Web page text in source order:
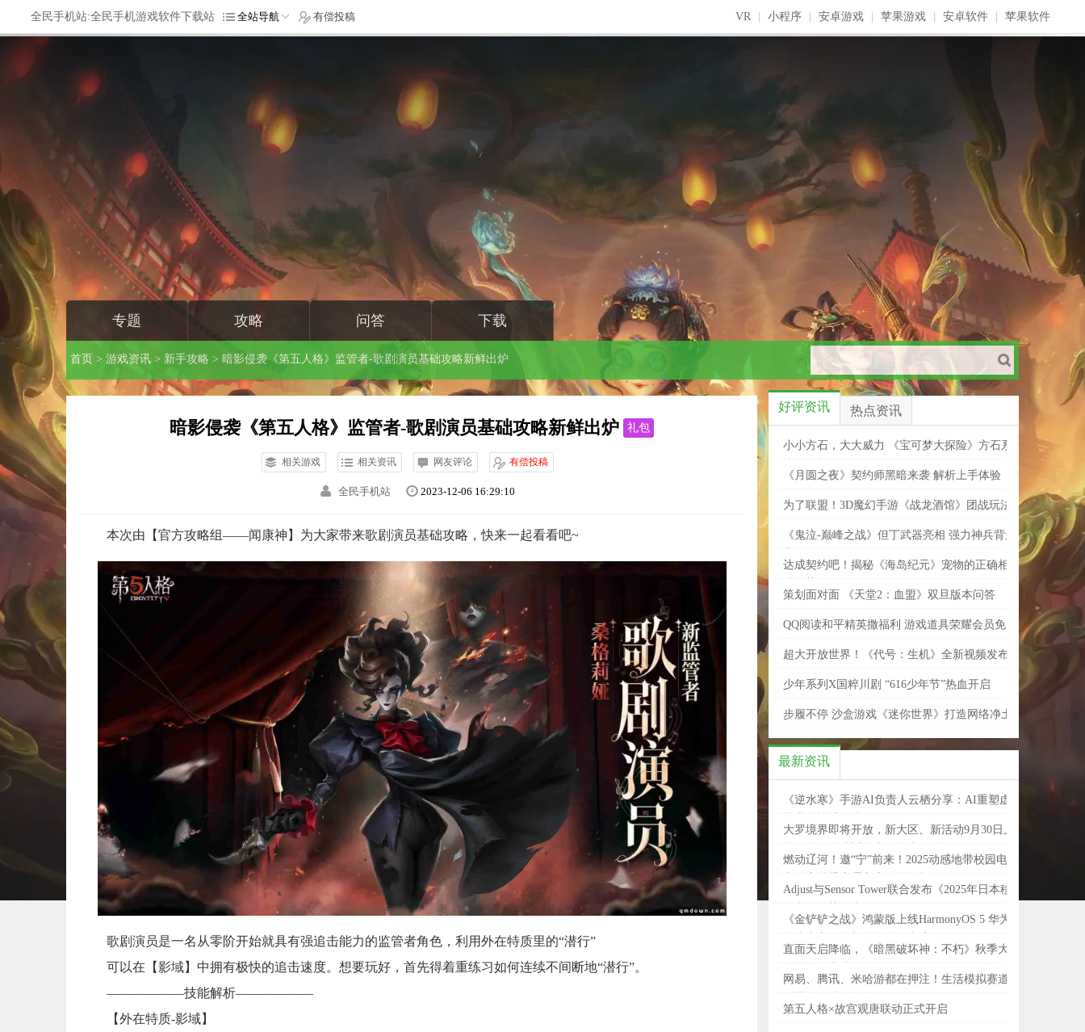
全民手机站:全民手机游戏软件下载站 全站导航 有偿投稿 VR 小程序 安卓游戏 苹果游戏 安卓软件 苹果软件
专题 攻略 问答 下载
首页 > 游戏资讯 > 新手攻略 > 暗影侵袭《第五人格》监管者-歌剧演员基础攻略新鲜出炉
暗影侵袭《第五人格》监管者-歌剧演员基础攻略新鲜出炉 礼包
相关游戏 相关资讯 网友评论 有偿投稿
全民手机站 2023-12-06 16:29:10
本次由【官方攻略组——闻康神】为大家带来歌剧演员基础攻略，快来一起看看吧~
歌剧演员是一名从零阶开始就具有强追击能力的监管者角色，利用外在特质里的“潜行”
可以在【影域】中拥有极快的追击速度。想要玩好，首先得着重练习如何连续不间断地“潜行”。
——————技能解析——————
【外在特质-影域】
好评资讯 热点资讯
小小方石，大大威力 《宝可梦大探险》方石系
《月圆之夜》契约师黑暗来袭 解析上手体验
为了联盟！3D魔幻手游《战龙酒馆》团战玩法
《鬼泣-巅峰之战》但丁武器亮相 强力神兵背景
达成契约吧！揭秘《海岛纪元》宠物的正确相
策划面对面 《天堂2：血盟》双旦版本问答
QQ阅读和平精英撒福利 游戏道具荣耀会员免费
超大开放世界！《代号：生机》全新视频发布
少年系列X国粹川剧 “616少年节”热血开启
步履不停 沙盒游戏《迷你世界》打造网络净土
最新资讯
《逆水寒》手游AI负责人云栖分享：AI重塑虚
大罗境界即将开放，新大区、新活动9月30日上
燃动辽河！邀“宁”前来！2025动感地带校园电
Adjust与Sensor Tower联合发布《2025年日本移
《金铲铲之战》鸿蒙版上线HarmonyOS 5 华为
直面天启降临，《暗黑破坏神：不朽》秋季大
网易、腾讯、米哈游都在押注！生活模拟赛道
第五人格×故宫观唐联动正式开启